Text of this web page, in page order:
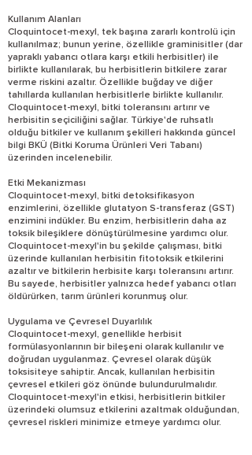
Kullanım Alanları
Cloquintocet-mexyl, tek başına zararlı kontrolü için
kullanılmaz; bunun yerine, özellikle graminisitler (dar
yapraklı yabancı otlara karşı etkili herbisitler) ile
birlikte kullanılarak, bu herbisitlerin bitkilere zarar
verme riskini azaltır. Özellikle buğday ve diğer
tahıllarda kullanılan herbisitlerle birlikte kullanılır.
Cloquintocet-mexyl, bitki toleransını artırır ve
herbisitin seçiciliğini sağlar. Türkiye'de ruhsatlı
olduğu bitkiler ve kullanım şekilleri hakkında güncel
bilgi BKÜ (Bitki Koruma Ürünleri Veri Tabanı)
üzerinden incelenebilir.
Etki Mekanizması
Cloquintocet-mexyl, bitki detoksifikasyon
enzimlerini, özellikle glutatyon S-transferaz (GST)
enzimini indükler. Bu enzim, herbisitlerin daha az
toksik bileşiklere dönüştürülmesine yardımcı olur.
Cloquintocet-mexyl'in bu şekilde çalışması, bitki
üzerinde kullanılan herbisitin fitotoksik etkilerini
azaltır ve bitkilerin herbisite karşı toleransını artırır.
Bu sayede, herbisitler yalnızca hedef yabancı otları
öldürürken, tarım ürünleri korunmuş olur.
Uygulama ve Çevresel Duyarlılık
Cloquintocet-mexyl, genellikle herbisit
formülasyonlarının bir bileşeni olarak kullanılır ve
doğrudan uygulanmaz. Çevresel olarak düşük
toksisiteye sahiptir. Ancak, kullanılan herbisitin
çevresel etkileri göz önünde bulundurulmalıdır.
Cloquintocet-mexyl'in etkisi, herbisitlerin bitkiler
üzerindeki olumsuz etkilerini azaltmak olduğundan,
çevresel riskleri minimize etmeye yardımcı olur.